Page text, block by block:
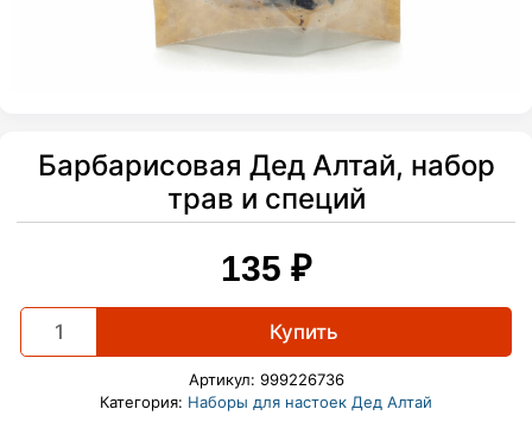
Барбарисовая Дед Алтай, набор
трав и специй
135 ₽
Барбарисовая
Купить
Артикул: 999226736
Категория: Наборы для настоек Дед Алтай